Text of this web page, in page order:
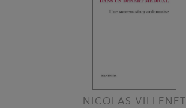
NICOLAS VILLENET